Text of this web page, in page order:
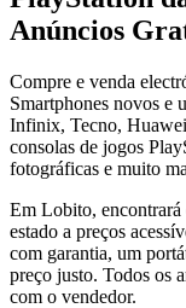
Anúncios
Compre e venda
Smartphones novos e
Infinix, Tecno,
consolas de jogos
fotográficas e muito
Em Lobito, encontrará
estado a preços
com garantia, um
preço justo. Todos os
com o vendedor.